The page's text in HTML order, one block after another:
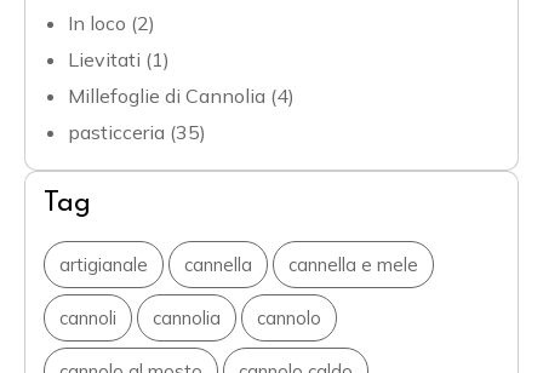
In loco (2)
Lievitati (1)
Millefoglie di Cannolia (4)
pasticceria (35)
Tag
artigianale cannella cannella e mele
cannoli cannolia cannolo